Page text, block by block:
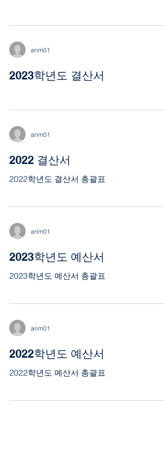
arim01
2023학년도 결산서
arim01
2022 결산서
2022학년도 결산서 총괄표
arim01
2023학년도 예산서
2023학년도 예산서 총괄표
arim01
2022학년도 예산서
2022학년도 예산서 총괄표